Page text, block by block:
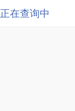
正在查询中